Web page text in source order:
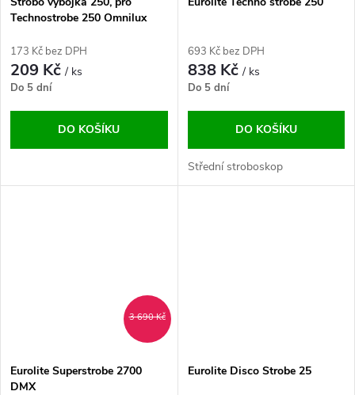
Technostrobe 250 Omnilux
173 Kč bez DPH
209 Kč/ ks
Do 5 dní
DO KOŠÍKU
693 Kč bez DPH
838 Kč/ ks
Do 5 dní
DO KOŠÍKU
Střední stroboskop
3 690 Kč
Eurolite Superstrobe 2700
DMX
Eurolite Disco Strobe 25